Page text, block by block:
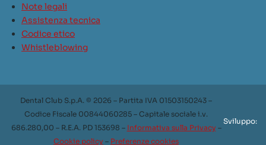
Note legali
Assistenza tecnica
Codice etico
Whistleblowing
Dental Club S.p.A. © 2026 – Partita IVA 01503150243 –
Codice Fiscale 00844060285 – Capitale sociale i.v.
686.280,00 – R.E.A. PD 153698 – Informativa sulla Privacy –
Cookie policy – Preferenze cookies
Sviluppo: